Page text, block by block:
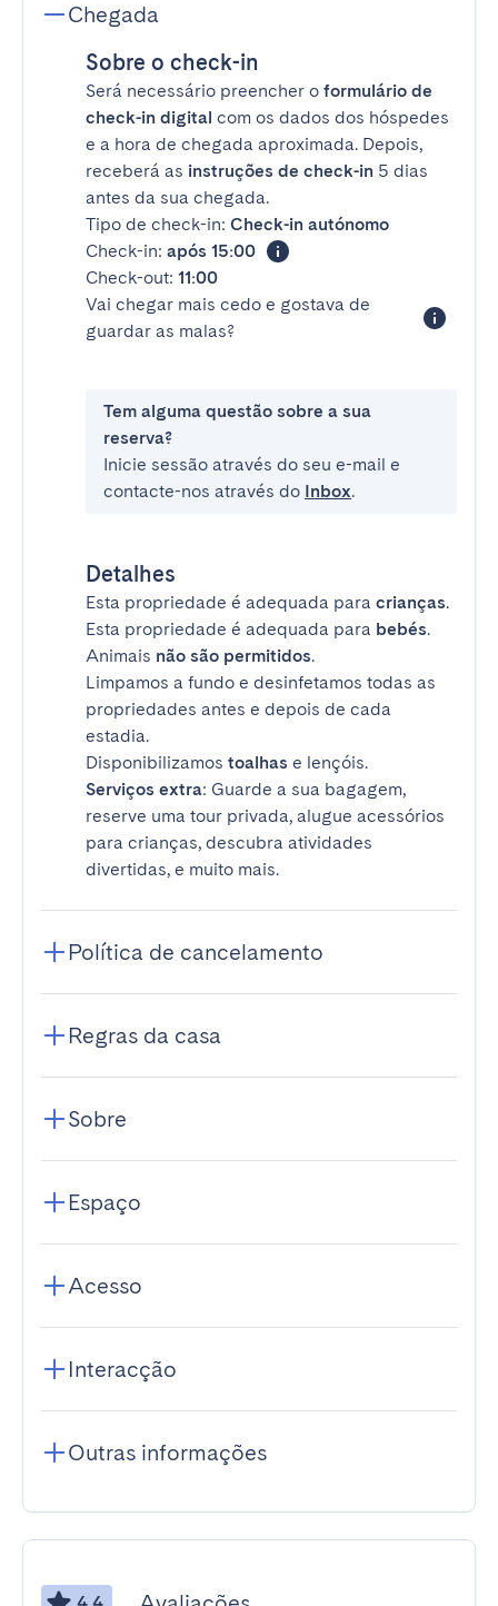
Chegada
Sobre o check-in
Será necessário preencher o formulário de
check-in digital com os dados dos hóspedes
e a hora de chegada aproximada. Depois,
receberá as instruções de check-in 5 dias
antes da sua chegada.
Tipo de check-in: Check-in autónomo
Check-in: após 15:00
Check-out: 11:00
Vai chegar mais cedo e gostava de
guardar as malas?
Tem alguma questão sobre a sua
reserva?
Inicie sessão através do seu e-mail e
contacte-nos através do Inbox.
Detalhes
Esta propriedade é adequada para crianças.
Esta propriedade é adequada para bebés.
Animais não são permitidos.
Limpamos a fundo e desinfetamos todas as
propriedades antes e depois de cada
estadia.
Disponibilizamos toalhas e lençóis.
Serviços extra: Guarde a sua bagagem,
reserve uma tour privada, alugue acessórios
para crianças, descubra atividades
divertidas, e muito mais.
Política de cancelamento
Regras da casa
Sobre
Espaço
Acesso
Interacção
Outras informações